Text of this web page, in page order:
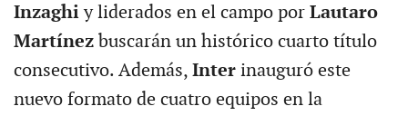
Inzaghiy liderados en el campo por Lautaro
Martínezbuscarán un histórico cuarto título
consecutivo. Además, Inter inauguró este
nuevo formato de cuatro equipos en la